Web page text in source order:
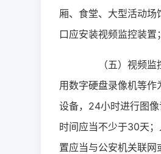
厢、食堂、大型活动场
口应安装视频监控装置；
（五）视频监
用数字硬盘录像机等作
设备， 24小时进行图
时间应当不少于30天
置应当与公安机关联网